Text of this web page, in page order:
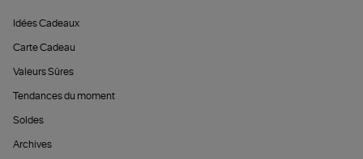
Idées Cadeaux
Carte Cadeau
Valeurs Sûres
Tendances du moment
Soldes
Archives